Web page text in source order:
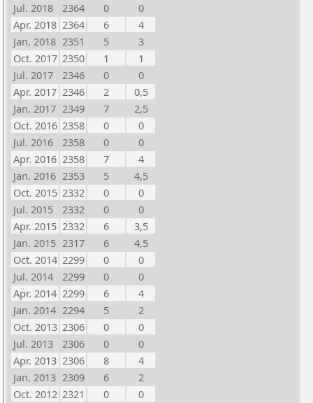
Jul. 2018
2364 0
0
Apr. 2018 2364 6
4
Jan. 2018 2351 5
3
Oct. 2017 2350 1
1
Jul. 2017
2346 0
0
Apr. 2017 2346 2
0,5
Jan. 2017 2349 7
2,5
Oct. 2016 2358 0
0
Jul. 2016
2358 0
0
Apr. 2016 2358 7
4
Jan. 2016 2353 5
4,5
Oct. 2015 2332 0
0
Jul. 2015
2332 0
0
Apr. 2015 2332 6
3,5
Jan. 2015 2317 6
4,5
Oct. 2014 2299 0
0
Jul. 2014
2299 0
0
Apr. 2014 2299 6
4
Jan. 2014 2294 5
2
Oct. 2013 2306 0
0
Jul. 2013
2306 0
0
Apr. 2013 2306 8
4
Jan. 2013 2309 6
2
Oct. 2012 2321 0
0